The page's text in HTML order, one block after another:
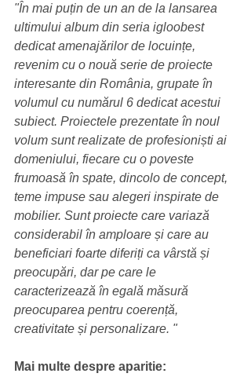
"În mai puțin de un an de la lansarea
ultimului album din seria igloobest
dedicat amenajărilor de locuințe,
revenim cu o nouă serie de proiecte
interesante din România, grupate în
volumul cu numărul 6 dedicat acestui
subiect. Proiectele prezentate în noul
volum sunt realizate de profesioniști ai
domeniului, fiecare cu o poveste
frumoasă în spate, dincolo de concept,
teme impuse sau alegeri inspirate de
mobilier. Sunt proiecte care variază
considerabil în amploare și care au
beneficiari foarte diferiți ca vârstă și
preocupări, dar pe care le
caracterizează în egală măsură
preocuparea pentru coerență,
creativitate și personalizare. "
Mai multe despre aparitie: